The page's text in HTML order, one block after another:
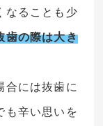
なることも少
歯の際は大き
合には抜歯に
も辛い思いを